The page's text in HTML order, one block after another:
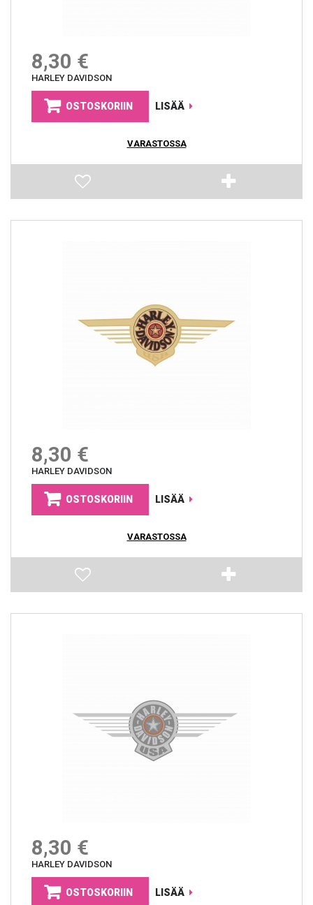
8,30 €
HARLEY DAVIDSON
OSTOSKORIIN LISÄÄ
VARASTOSSA
8,30 €
HARLEY DAVIDSON
OSTOSKORIIN LISÄÄ
VARASTOSSA
8,30 €
HARLEY DAVIDSON
OSTOSKORIIN LISÄÄ